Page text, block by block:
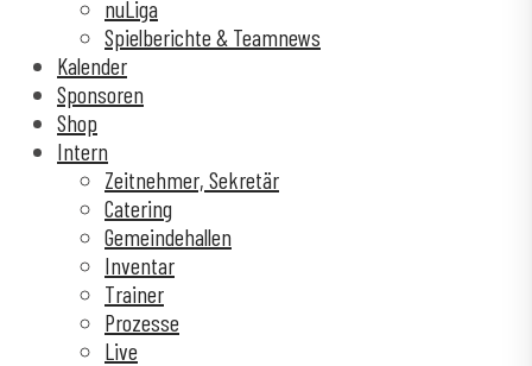
nuLiga
Spielberichte & Teamnews
Kalender
Sponsoren
Shop
Intern
Zeitnehmer, Sekretär
Catering
Gemeindehallen
Inventar
Trainer
Prozesse
Live